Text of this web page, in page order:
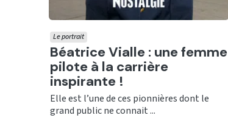
Ecouter
Béatrice Vialle : une femme
pilote à la carrière
inspirante !
Le portrait
Elle est l’une de ces pionnières dont le
grand public ne connait ...